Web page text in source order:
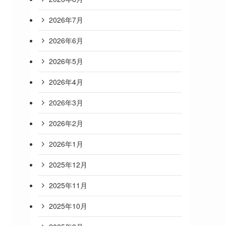
2026年7月
2026年6月
2026年5月
2026年4月
2026年3月
2026年2月
2026年1月
2025年12月
2025年11月
2025年10月